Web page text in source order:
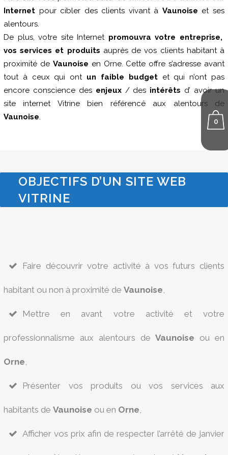
0
Internet pour cibler des clients vivant à Vaunoise et ses
alentours.
De plus, votre site Internet promouvra votre entreprise,
vos services et produits auprès de vos clients habitant à
proximité de Vaunoise en Orne. Cette offre s’adresse avant
tout à ceux qui ont un faible budgetet qui n’ont pas
encore conscience des enjeux/ des intérêts d’ avoir un
site internet Vitrine bien référencé aux alentours de
Vaunoise.
OBJECTIFS D’UN SITE WEB
VITRINE
Faire découvrir votre activité à vos futurs clients
habitant ou non à proximité de Vaunoise,
Mettre en avant votre activité et votre
professionnalisme aux alentours deVaunoise ou en
Orne,
Présenter vos produits ou vos services aux
habitants de Vaunoise ou en Orne,
Afficher vos prix afin de respecter l’arrêté de janvier